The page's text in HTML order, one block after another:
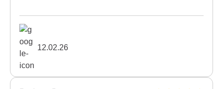
12.02.26